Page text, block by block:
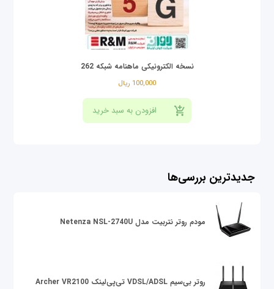
نسخه الکترونیکی ماهنامه شبکه 262
100,000 ریال
جدیدترین بررسی‌ها
مودم روتر نتربیت مدل Netenza NSL-2740U
روتر بی‌سیم VDSL/ADSL تی‌پی‌لینک Archer VR2100